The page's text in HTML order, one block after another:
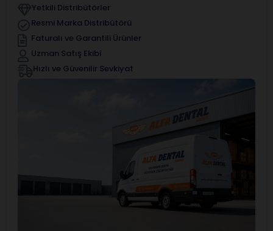
Yetkili Distribütörler
Resmi Marka Distribütörü
Faturalı ve Garantili Ürünler
Uzman Satış Ekibi
Hızlı ve Güvenilir Sevkiyat